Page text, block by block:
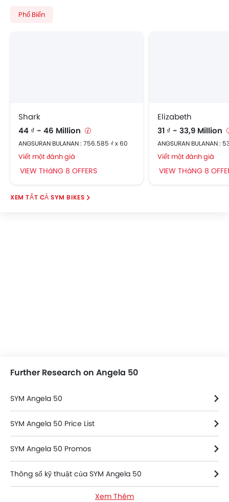
Phổ Biến
Shark
44 ₫ - 46 Million
ANGSURAN BULANAN : 756.585 ₫ x 60
Viết một đánh giá
VIEW THáNG 8 OFFERS
Elizabeth
31 ₫ - 33,9 Million
ANGSURAN BULANAN :
Viết một đánh giá
VIEW THáNG 8
SYM BIKES
Further Research on Angela 50
SYM Angela 50
SYM Angela 50 Price List
SYM Angela 50 Promos
Thông số kỹ thuật của SYM Angela 50
Xem Thêm